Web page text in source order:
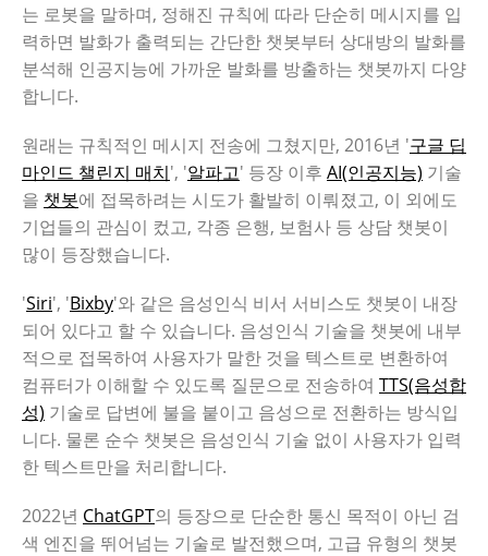
는 로봇을 말하며, 정해진 규칙에 따라 단순히 메시지를 입
력하면 발화가 출력되는 간단한 챗봇부터 상대방의 발화를
분석해 인공지능에 가까운 발화를 방출하는 챗봇까지 다양
합니다.
원래는 규칙적인 메시지 전송에 그쳤지만, 2016년 '구글 딥
마인드 챌린지 매치', '알파고' 등장 이후 AI(인공지능) 기술
을 챗봇에 접목하려는 시도가 활발히 이뤄졌고, 이 외에도
기업들의 관심이 컸고, 각종 은행, 보험사 등 상담 챗봇이
많이 등장했습니다.
'Siri', 'Bixby'와 같은 음성인식 비서 서비스도 챗봇이 내장
되어 있다고 할 수 있습니다. 음성인식 기술을 챗봇에 내부
적으로 접목하여 사용자가 말한 것을 텍스트로 변환하여
컴퓨터가 이해할 수 있도록 질문으로 전송하여 TTS(음성합
성) 기술로 답변에 불을 붙이고 음성으로 전환하는 방식입
니다. 물론 순수 챗봇은 음성인식 기술 없이 사용자가 입력
한 텍스트만을 처리합니다.
2022년 ChatGPT의 등장으로 단순한 통신 목적이 아닌 검
색 엔진을 뛰어넘는 기술로 발전했으며, 고급 유형의 챗봇